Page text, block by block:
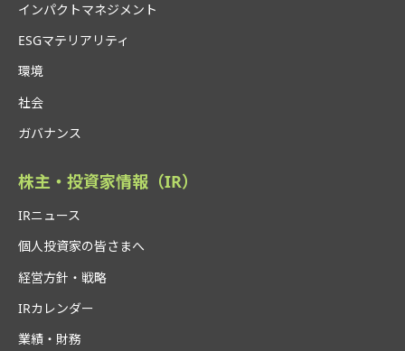
インパクトマネジメント
ESGマテリアリティ
環境
社会
ガバナンス
株主・投資家情報（IR）
IRニュース
個人投資家の皆さまへ
経営方針・戦略
IRカレンダー
業績・財務